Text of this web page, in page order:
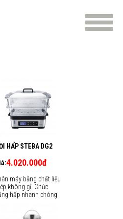
HẤP STEBA DG2
4.020.000đ
máy bằng chất liệu
không gỉ. Chức
hấp nhanh chóng.
2 khay chứa trong